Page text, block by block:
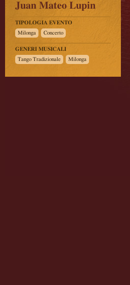
Juan Mateo Lupin
TIPOLOGIA EVENTO
Milonga
Concerto
GENERI MUSICALI
Tango Tradizionale
Milonga